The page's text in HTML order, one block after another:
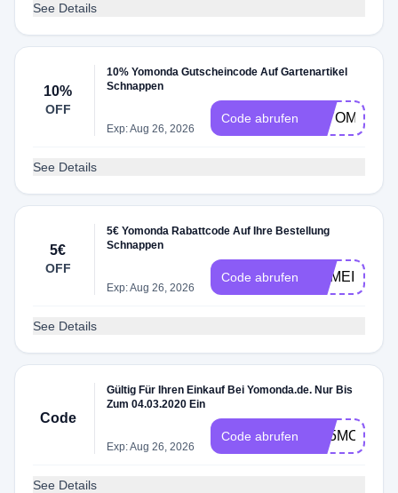
See Details
10%
OFF
10% Yomonda Gutscheincode Auf Gartenartikel
Schnappen
Exp: Aug 26, 2026
Code abrufen 22YOM17BA
See Details
5€
OFF
5€ Yomonda Rabattcode Auf Ihre Bestellung
Schnappen
Exp: Aug 26, 2026
Code abrufen
See Details
Code
Gültig Für Ihren Einkauf Bei Yomonda.de. Nur Bis
Zum 04.03.2020 Ein
Exp: Aug 26, 2026
Code abrufen M15MOEBEL
See Details